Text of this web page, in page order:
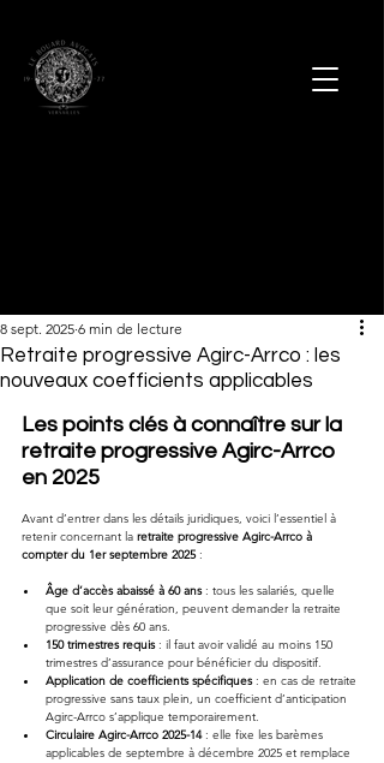
Retraite progressive Agirc-Arrco : les
nouveaux coefficients applicables
8 sept. 2025 6 min de lecture
Les points clés à connaître sur la
retraite progressive Agirc-Arrco
en 2025
Avant d’entrer dans les détails juridiques, voici l’essentiel à
retenir concernant la retraite progressive Agirc-Arrco à
compter du 1er septembre 2025 :
Âge d’accès abaissé à 60 ans : tous les salariés, quelle
que soit leur génération, peuvent demander la retraite
progressive dès 60 ans.
150 trimestres requis : il faut avoir validé au moins 150
trimestres d’assurance pour bénéficier du dispositif.
Application de coefficients spécifiques : en cas de retraite
progressive sans taux plein, un coefficient d’anticipation
Agirc-Arrco s’applique temporairement.
Circulaire Agirc-Arrco 2025-14 : elle fixe les barèmes
applicables de septembre à décembre 2025 et remplace